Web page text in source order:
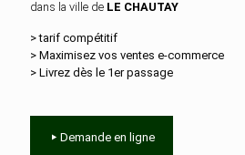
dans la ville de LE CHAUTAY
> tarif compétitif
> Maximisez vos ventes e‑commerce
> Livrez dès le 1er passage
Demande en ligne